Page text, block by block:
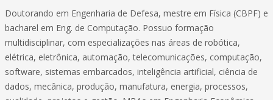
Doutorando em Engenharia de Defesa, mestre em Física (CBPF) e
bacharel em Eng. de Computação. Possuo formação
multidisciplinar, com especializações nas áreas de robótica,
elétrica, eletrônica, automação, telecomunicações, computação,
software, sistemas embarcados, inteligência artificial, ciência de
dados, mecânica, produção, manufatura, energia, processos,